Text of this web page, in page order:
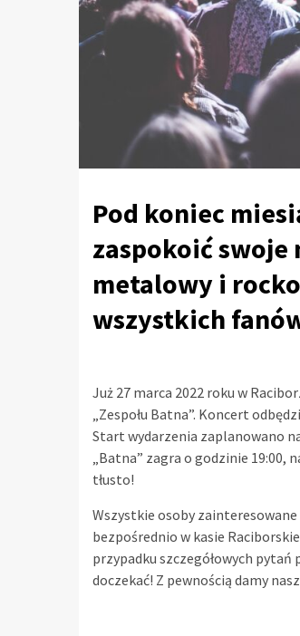
Pod koniec
zaspokoić swoje
metalowy i
wszystkich
Już 27 marca 2022 roku w
„Zespołu Batna”. Koncert
Start wydarzenia zaplanowano
„Batna” zagra o godzinie 19:00,
tłusto!
Wszystkie osoby
bezpośrednio w kasie
przypadku szczegółowych
doczekać! Z pewnością damy